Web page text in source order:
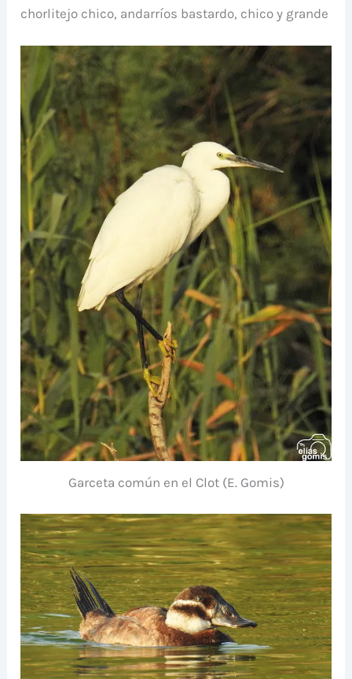
chorlitejo chico, andarríos bastardo, chico y grande
Garceta común en el Clot (E. Gomis)